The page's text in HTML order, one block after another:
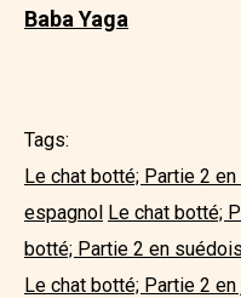
Baba Yaga
Tags:
Le chat botté; Partie 2 en
espagnol Le chat botté;
botté; Partie 2 en suédois
Le chat botté; Partie 2 en